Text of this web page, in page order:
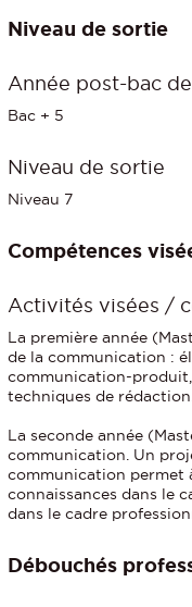
Niveau de sortie
Année post-bac
Bac + 5
Niveau de sortie
Niveau 7
Compétences
Activités visées /
La première année
de la communication :
communication-
techniques de rédaction.
La seconde année
communication. Un
communication permet
connaissances dans le
dans le cadre
Débouchés